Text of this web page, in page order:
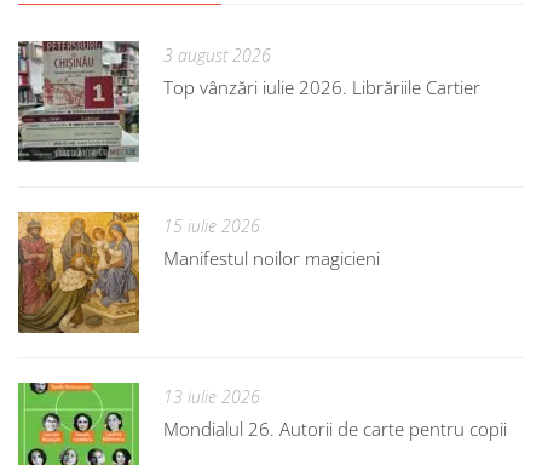
3 august 2026
Top vânzări iulie 2026. Librăriile Cartier
15 iulie 2026
Manifestul noilor magicieni
13 iulie 2026
Mondialul 26. Autorii de carte pentru copii